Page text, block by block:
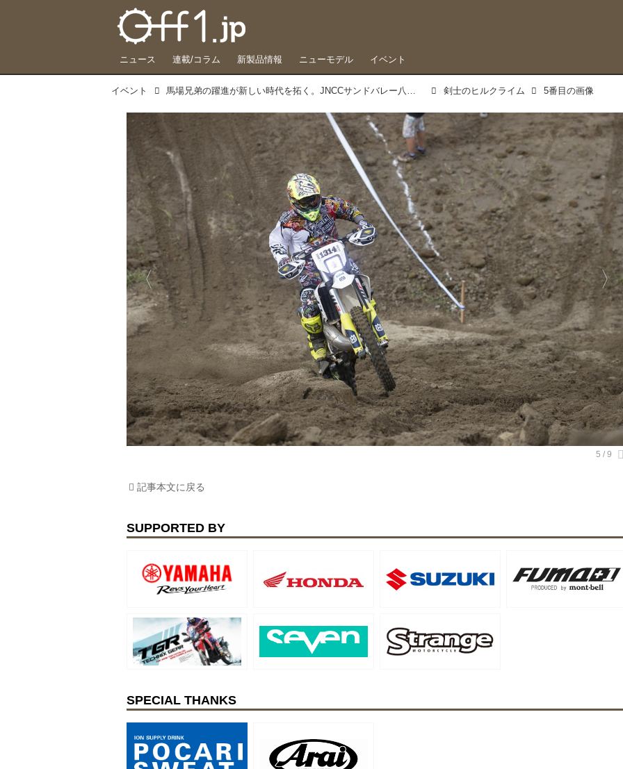
ニュース 連載/コラム 新製品情報 ニューモデル イベント
イベント 馬場兄弟の躍進が新しい時代を拓く。JNCCサンドバレー八犬伝 剣士のヒルクライム 5番目の画像
記事本文に戻る
SUPPORTED BY
SPECIAL THANKS